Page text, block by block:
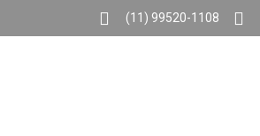
(11) 99520-1108